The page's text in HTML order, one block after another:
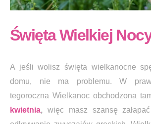
Święta Wielkiej
A jeśli wolisz święta wielkanocne
domu, nie ma problemu. W
tegoroczna Wielkanoc obchodzona
kwietnia, więc masz szansę